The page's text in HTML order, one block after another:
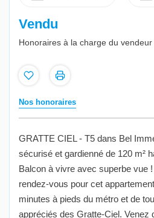
Vendu
Honoraires à la charge du vendeur
Nos honoraires
GRATTE CIEL - T5 dans Bel
sécurisé et gardienné de 120 m²
Balcon à vivre avec superbe vue
rendez-vous pour cet
minutes à pieds du métro et de
appréciés des Gratte-Ciel. Venez